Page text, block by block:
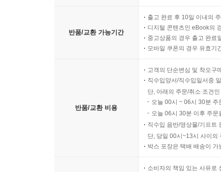
반품/교환 가능기간
출고 완료 후 10일 이내의
디지털 콘텐츠인 eBook의
중고상품의 경우 출고 완료
모바일 쿠폰의 경우 유효기
반품/교환 비용
고객의 단순변심 및 착오구
직수입양서/직수입일서중
단, 아래의 주문/취소 조건
오늘 00시 ~ 06시 30분
오늘 06시 30분 이후 주
직수입 음반/영상물/기프트
단, 당일 00시~13시 사이의
박스 포장은 택배 배송이
소비자의 책임 있는 사유로